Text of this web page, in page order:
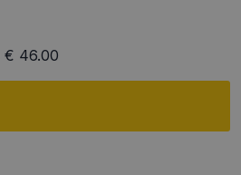
€ 46.00